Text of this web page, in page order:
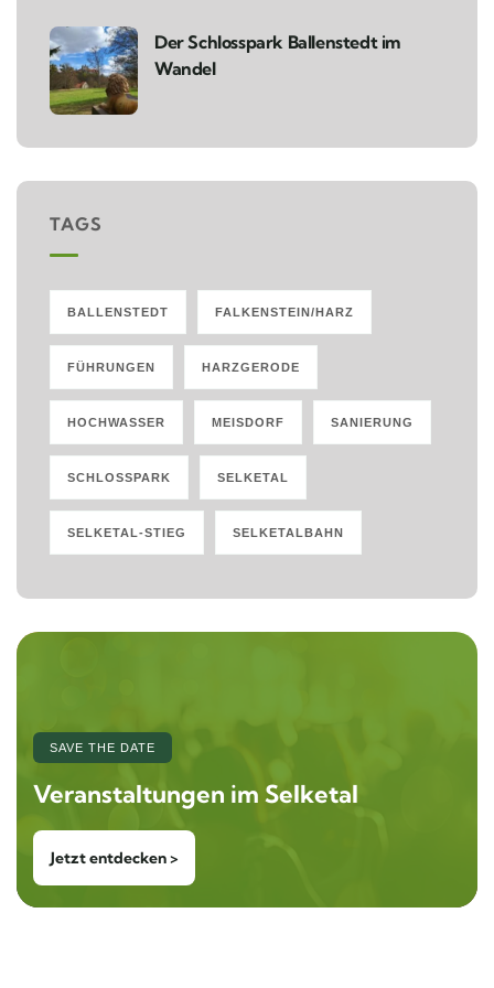
Der Schlosspark Ballenstedt im
Wandel
TAGS
BALLENSTEDT FALKENSTEIN/HARZ
FÜHRUNGEN HARZGERODE
HOCHWASSER MEISDORF SANIERUNG
SCHLOSSPARK SELKETAL
SELKETAL-STIEG SELKETALBAHN
SAVE THE DATE
Veranstaltungen im Selketal
Jetzt entdecken >